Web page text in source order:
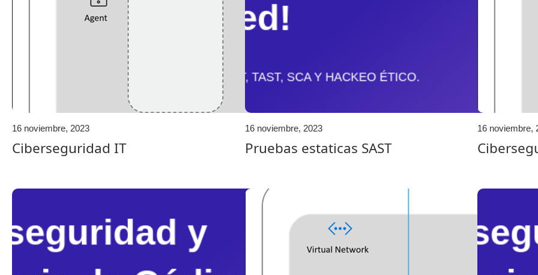
16 noviembre, 2023
Ciberseguridad IT
16 noviembre, 2023
Pruebas estaticas SAST
16 noviembre,